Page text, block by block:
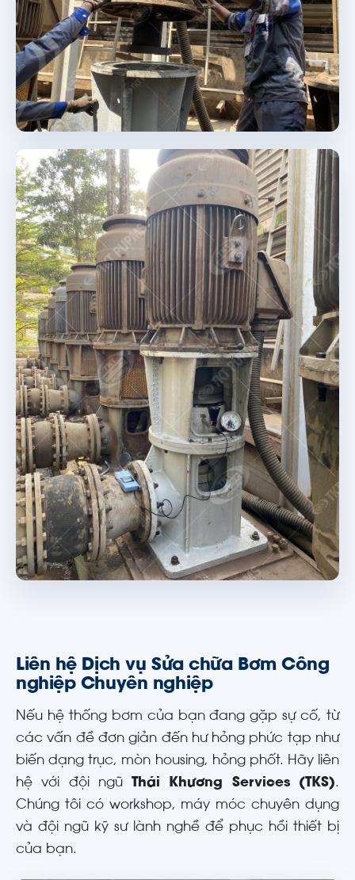
Liên hệ Dịch vụ Sửa chữa Bơm Công
nghiệp Chuyên nghiệp
Nếu hệ thống bơm của bạn đang gặp sự cố, từ
các vấn đề đơn giản đến hư hỏng phức tạp như
biến dạng trục, mòn housing, hỏng phốt. Hãy liên
hệ với đội ngũ
Thái Khương Services (TKS).
Chúng tôi có workshop, máy móc chuyên dụng
và đội ngũ kỹ sư lành nghề để phục hồi thiết bị
của bạn.